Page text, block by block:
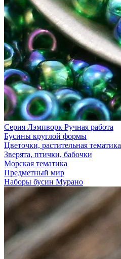
Серия Лэмпворк Ручная работа
Бусины круглой формы
Цветочки, растительная тематика
Зверята, птички, бабочки
Морская тематика
Предметный мир
Наборы бусин Мурано